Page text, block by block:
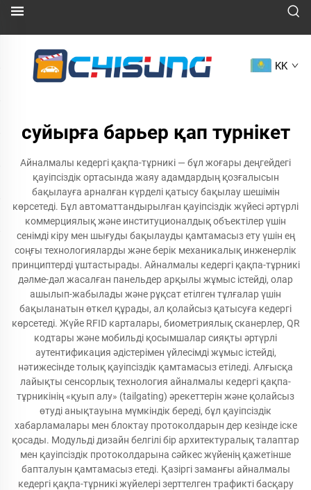
KK
суйырға барьер қап турнікет
Айналмалы кедергі қақпа-тұрникі — бұл жоғары деңгейдегі
қауіпсіздік ортасында жаяу адамдардың қозғалысын
бақылауға арналған күрделі қатысу бақылау шешімін
көрсетеді. Бұл автоматтандырылған қауіпсіздік жүйесі әртүрлі
коммерциялық және институционалдық объектілер үшін
сенімді кіру мен шығуды бақылауды қамтамасыз ету үшін ең
соңғы технологияларды және берік механикалық инженерлік
принциптерді ұштастырады. Айналмалы кедергі қақпа-тұрникі
дәлме-дәл жасалған панельдер арқылы жұмыс істейді, олар
ашылып-жабылады және рұқсат етілген тұлғалар үшін
бақыланатын өткел құрады, ал қолайсыз қатысуға кедергі
көрсетеді. Жүйе RFID карталары, биометриялық сканерлер, QR
кодтары және мобильді қосымшалар сияқты әртүрлі
аутентификация әдістерімен үйлесімді жұмыс істейді,
нәтижесінде толық қауіпсіздік қамтамасыз етіледі. Алғысқа
лайықты сенсорлық технология айналмалы кедергі қақпа-
тұрникінің «қуып алу» (tailgating) әрекеттерін және қолайсыз
өтуді анықтауына мүмкіндік береді, бұл қауіпсіздік
хабарламалары мен блоктау протоколдарын дер кезінде іске
қосады. Модульді дизайн белгілі бір архитектуралық талаптар
мен қауіпсіздік протоколдарына сәйкес жүйенің қажетінше
бапталуын қамтамасыз етеді. Қазіргі заманғы айналмалы
кедергі қақпа-тұрникі жүйелері зерттелген трафикті басқару